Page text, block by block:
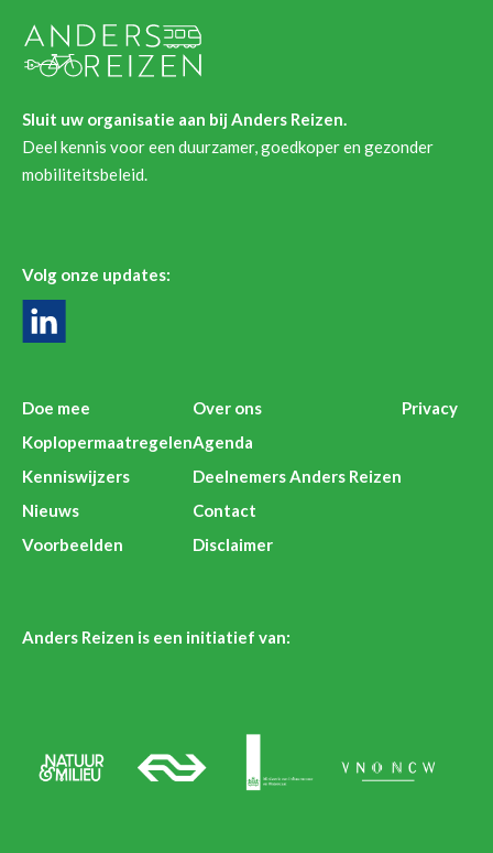
Sluit uw organisatie aan bij Anders Reizen.
Deel kennis voor een duurzamer, goedkoper en gezonder
mobiliteitsbeleid.
Doe mee
Koplopermaatregelen
Kenniswijzers
Nieuws
Voorbeelden
Over ons
Agenda
Deelnemers Anders Reizen
Contact
Disclaimer
Privacy
Volg onze updates:
Anders Reizen is een initiatief van: